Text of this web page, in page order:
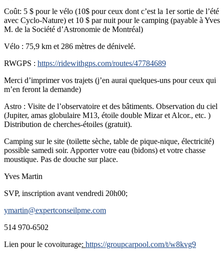
Coût: 5 $ pour le vélo (10$ pour ceux dont c’est la 1er sortie de l’été
avec Cyclo-Nature) et 10 $ par nuit pour le camping (payable à Yves
M. de la Société d’Astronomie de Montréal)
Vélo : 75,9 km et 286 mètres de dénivelé.
RWGPS : https://ridewithgps.com/routes/47784689
Merci d’imprimer vos trajets (j’en aurai quelques-uns pour ceux qui
m’en feront la demande)
Astro : Visite de l’observatoire et des bâtiments. Observation du ciel
(Jupiter, amas globulaire M13, étoile double Mizar et Alcor., etc. )
Distribution de cherches-étoiles (gratuit).
Camping sur le site (toilette sèche, table de pique-nique, électricité)
possible samedi soir. Apporter votre eau (bidons) et votre chasse
moustique. Pas de douche sur place.
Yves Martin
SVP, inscription avant vendredi 20h00;
ymartin@expertconseilpme.com
514 970-6502
Lien pour le covoiturage: https://groupcarpool.com/t/w8kvg9